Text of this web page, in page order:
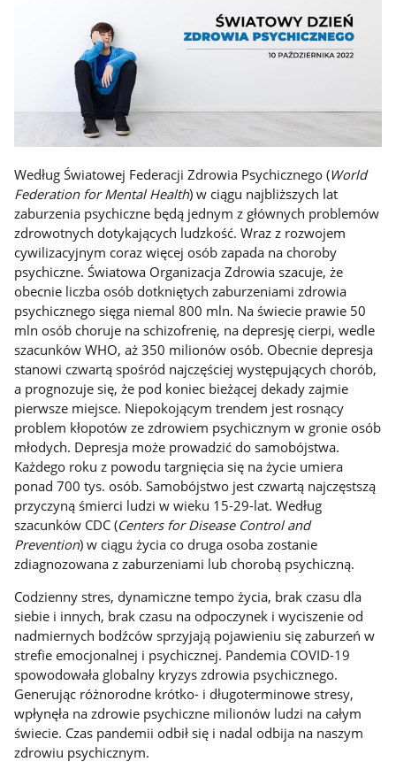
Według Światowej Federacji Zdrowia Psychicznego (World
Federation for Mental Health) w ciągu najbliższych lat
zaburzenia psychiczne będą jednym z głównych problemów
zdrowotnych dotykających ludzkość. Wraz z rozwojem
cywilizacyjnym coraz więcej osób zapada na choroby
psychiczne. Światowa Organizacja Zdrowia szacuje, że
obecnie liczba osób dotkniętych zaburzeniami zdrowia
psychicznego sięga niemal 800 mln. Na świecie prawie 50
mln osób choruje na schizofrenię, na depresję cierpi, wedle
szacunków WHO, aż 350 milionów osób. Obecnie depresja
stanowi czwartą spośród najczęściej występujących chorób,
a prognozuje się, że pod koniec bieżącej dekady zajmie
pierwsze miejsce. Niepokojącym trendem jest rosnący
problem kłopotów ze zdrowiem psychicznym w gronie osób
młodych. Depresja może prowadzić do samobójstwa.
Każdego roku z powodu targnięcia się na życie umiera
ponad 700 tys. osób. Samobójstwo jest czwartą najczęstszą
przyczyną śmierci ludzi w wieku 15-29-lat. Według
szacunków CDC (Centers for Disease Control and
Prevention) w ciągu życia co druga osoba zostanie
zdiagnozowana z zaburzeniami lub chorobą psychiczną.
Codzienny stres, dynamiczne tempo życia, brak czasu dla
siebie i innych, brak czasu na odpoczynek i wyciszenie od
nadmiernych bodźców sprzyjają pojawieniu się zaburzeń w
strefie emocjonalnej i psychicznej. Pandemia COVID-19
spowodowała globalny kryzys zdrowia psychicznego.
Generując różnorodne krótko- i długoterminowe stresy,
wpłynęła na zdrowie psychiczne milionów ludzi na całym
świecie. Czas pandemii odbił się i nadal odbija na naszym
zdrowiu psychicznym.